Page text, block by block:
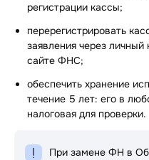
регистрации кассы;
перерегистрировать
заявления через личный
сайте ФНС;
обеспечить хранение
течение 5 лет: его в
налоговая для проверки.
При замене ФН в